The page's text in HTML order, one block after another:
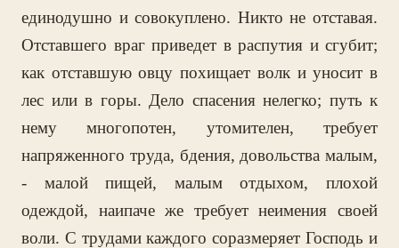
единодушно и совокуплено. Никто не отставая.
Отставшего враг приведет в распутия и сгубит;
как отставшую овцу похищает волк и уносит в
лес или в горы. Дело спасения нелегко; путь к
нему многопотен, утомителен, требует
напряженного труда, бдения, довольства малым,
- малой пищей, малым отдыхом, плохой
одеждой, наипаче же требует неимения своей
воли. С трудами каждого соразмеряет Господь и